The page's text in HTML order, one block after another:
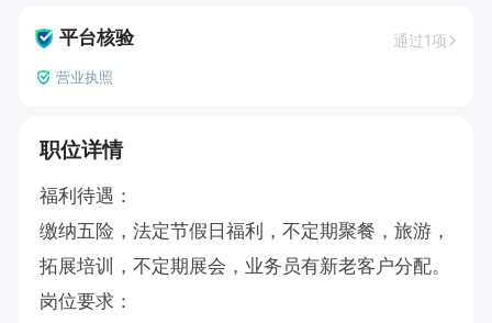
平台核验 通过1项
营业执照
职位详情
福利待遇：
缴纳五险，法定节假日福利，不定期聚餐，旅游，
拓展培训，不定期展会，业务员有新老客户分配。
岗位要求：